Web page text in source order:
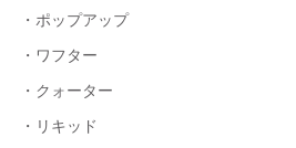
・ポップアップ
・ワフター
・クォーター
・リキッド